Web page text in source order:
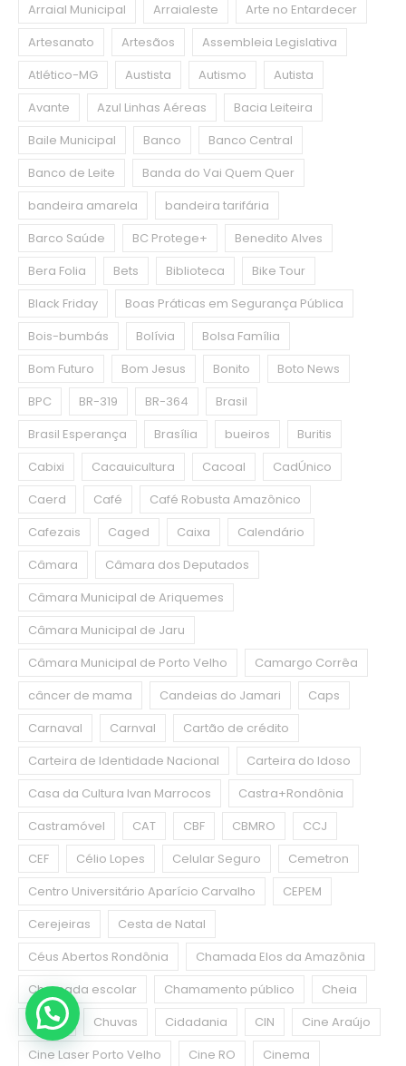
Arraial Municipal
Arraialeste
Arte no Entardecer
Artesanato
Artesãos
Assembleia Legislativa
Atlético-MG
Austista Autismo
Autista
Avante
Azul Linhas Aéreas
Bacia Leiteira
Baile Municipal
Banco
Banco Central
Banco de Leite
Banda do Vai Quem Quer
bandeira amarela
bandeira tarifária
Barco Saúde
BC Protege+
Benedito Alves
Bera Folia
Bets Biblioteca
Bike Tour
Black Friday
Boas Práticas em Segurança Pública
Bois-bumbás
Bolívia
Bolsa Família
Bom Futuro
Bom Jesus Bonito
Boto News
BPC
BR-319 BR-364
Brasil
Brasil Esperança
Brasília bueiros
Buritis
Cabixi
Cacauicultura Cacoal
CadÚnico
Caerd
Café
Café Robusta Amazônico
Cafezais
Caged Caixa
Calendário
Câmara
Câmara dos Deputados
Câmara Municipal de Ariquemes
Câmara Municipal de Jaru
Câmara Municipal de Porto Velho
Camargo Corrêa
câncer de mama
Candeias do Jamari
Caps
Carnaval
Carnval
Cartão de crédito
Carteira de Identidade Nacional
Carteira do Idoso
Casa da Cultura Ivan Marrocos
Castra+Rondônia
Castramóvel
CAT CBF CBMRO
CCJ
CEF
Célio Lopes Celular Seguro
Cemetron
Centro Universitário Aparício Carvalho
CEPEM
Cerejeiras
Cesta de Natal
Céus Abertos Rondônia
Chamada Elos da Amazônia
Chamada escolar
Chamamento público
Cheia
Chuva
Chuvas Cidadania CIN
Cine Araújo
Cine Laser Porto Velho
Cine RO Cinema